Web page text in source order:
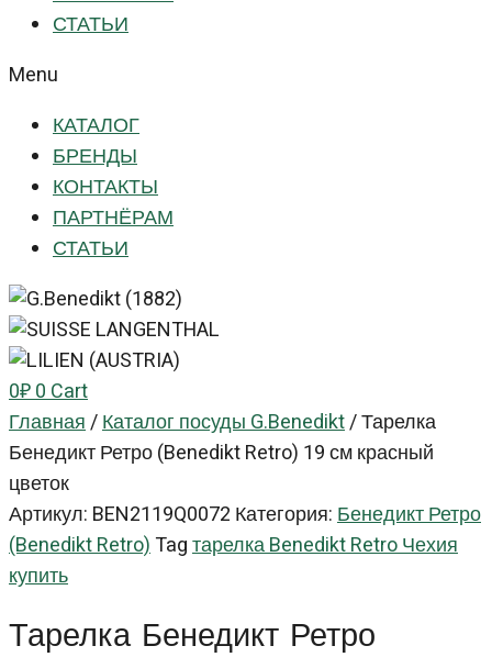
СТАТЬИ
Menu
КАТАЛОГ
БРЕНДЫ
КОНТАКТЫ
ПАРТНЁРАМ
СТАТЬИ
0₽0Cart
Главная/Каталог посуды G.Benedikt/Тарелка
Бенедикт Ретро (Benedikt Retro) 19 см красный
цветок
Артикул: BEN2119Q0072 Категория:Бенедикт Ретро
(Benedikt Retro)Tagтарелка Benedikt Retro Чехия
купить
Тарелка Бенедикт Ретро